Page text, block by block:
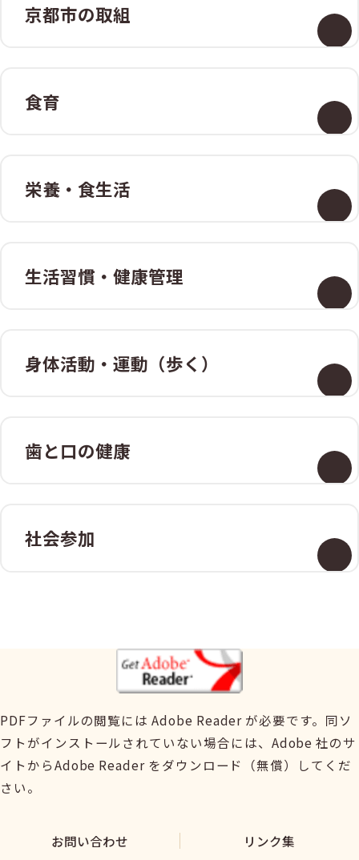
京都市の取組
食育
栄養・食生活
生活習慣・ 健康管理
身体活動・ 運動（歩く）
歯と口の健康
社会参加
PDFファイルの閲覧には Adobe Reader が必要です。同ソ
フトがインストールされていない場合には、Adobe 社のサ
イトからAdobe Reader をダウンロード（無償）してくだ
さい。
お問い合わせ リンク集